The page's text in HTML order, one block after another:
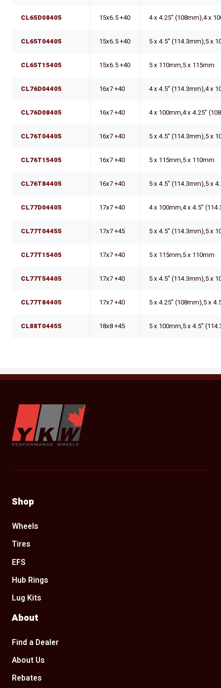
CL65D08405 15x6.5 +40 4 x 4.25" (108mm),4 x
CL65T04405 15x6.5 +40 5 x 4.5" (114.3mm),5 x
CL65T15405 15x6.5 +40 5 x 110mm,5 x 115mm
CL76D04405 16x7 +40 4 x 4.5" (114.3mm),4 x
CL76D08405 16x7 +40 4 x 100mm,4 x 4.25"
CL76T04405 16x7 +40 5 x 4.5" (114.3mm),5 x
CL76T15405 16x7 +40 5 x 115mm,5 x 110mm
CL76T84405 16x7 +40 5 x 4.5" (114.3mm),5 x
CL77D04405 17x7 +40 4 x 100mm,4 x 4.5"
CL77T04455 17x7 +45 5 x 4.5" (114.3mm),5 x
CL77T15405 17x7 +40 5 x 115mm,5 x 110mm
CL77T54405 17x7 +40 5 x 4.5" (114.3mm),5 x
CL77T84405 17x7 +40 5 x 4.25" (108mm),5 x
CL88T04455 18x8 +45 5 x 100mm,5 x 4.5"
YKW Wheels
Shop
Wheels
Tires
EFS
Hub Rings
Lug Kits
About
Find a Dealer
About Us
Rebates